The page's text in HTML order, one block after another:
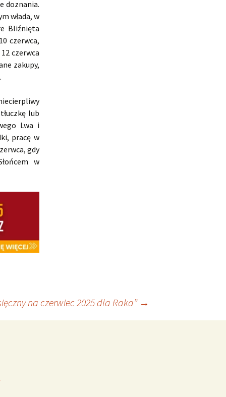
doznania.
włada, w
Bliźnięta
czerwca,
czerwca
zakupy,
lub
Lwa i
pracę w
gdy
w
na czerwiec 2025 dla Raka” →